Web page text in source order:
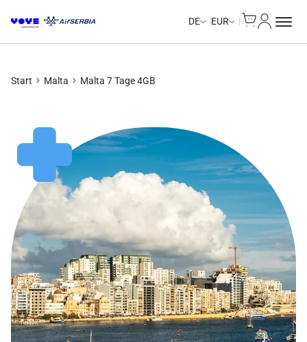
DE EUR
Start Malta Malta 7 Tage 4GB